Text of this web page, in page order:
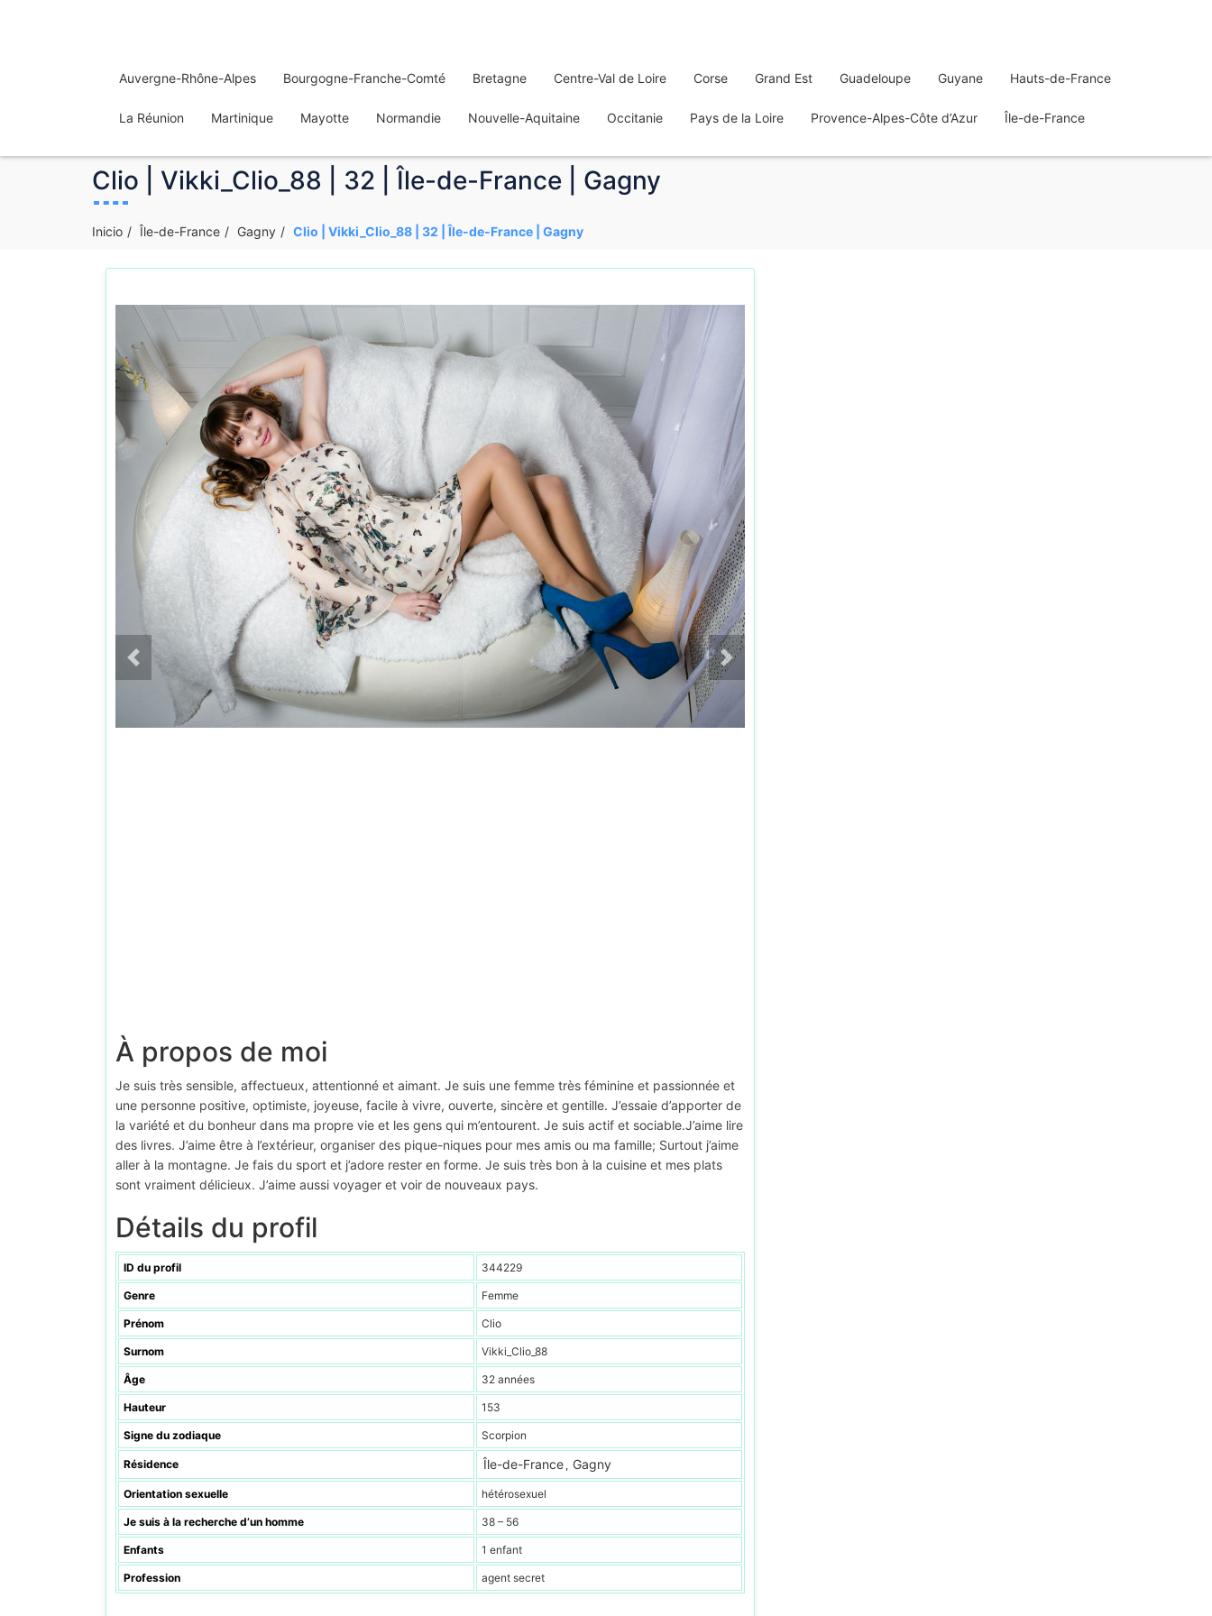
Auvergne-Rhône-Alpes Bourgogne-Franche-Comté Bretagne Centre-Val de Loire Corse Grand Est Guadeloupe Guyane Hauts-de-France
La Réunion Martinique Mayotte Normandie Nouvelle-Aquitaine Occitanie Pays de la Loire Provence-Alpes-Côte d’Azur Île-de-France
Clio | Vikki_Clio_88 | 32 | Île-de-France | Gagny
Inicio Île-de-France Gagny Clio | Vikki_Clio_88 | 32 | Île-de-France | Gagny
À propos de moi
Je suis très sensible, affectueux, attentionné et aimant. Je suis une femme très féminine et passionnée et
une personne positive, optimiste, joyeuse, facile à vivre, ouverte, sincère et gentille. J’essaie d’apporter de
la variété et du bonheur dans ma propre vie et les gens qui m’entourent. Je suis actif et sociable.J’aime lire
des livres. J’aime être à l’extérieur, organiser des pique-niques pour mes amis ou ma famille; Surtout j’aime
aller à la montagne. Je fais du sport et j’adore rester en forme. Je suis très bon à la cuisine et mes plats
sont vraiment délicieux. J’aime aussi voyager et voir de nouveaux pays.
Détails du profil
ID du profil 344229
Genre Femme
Prénom Clio
Surnom Vikki_Clio_88
Âge 32 années
Hauteur 153
Signe du zodiaque Scorpion
Résidence Île-de-France , Gagny
Orientation sexuelle hétérosexuel
Je suis à la recherche d’un homme 38 – 56
Enfants 1 enfant
Profession agent secret